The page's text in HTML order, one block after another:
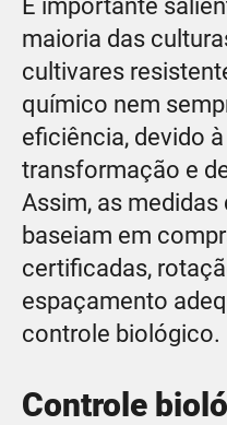
É importante
maioria das
cultivares
químico nem
eficiência, devido
transformação e
Assim, as
baseiam em
certificadas,
espaçamento
controle biológico.
Controle